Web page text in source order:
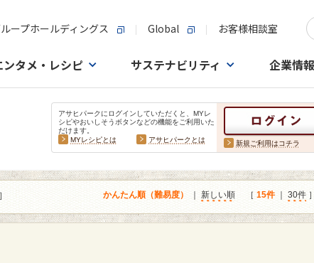
ープホールディングス Global お客様相談室
ンタメ・レシピ サステナビリティ 企業情報
アサヒパークにログインしていただくと、MYレ
シピやおいしそうボタンなどの機能をご利用いた
だけます。
MYレシピとは
アサヒパークとは 新規ご利用はコチラ
かんたん順（難易度） 新しい順 ［ 15件｜ 30件 ］